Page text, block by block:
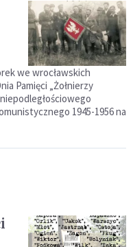
we wrocławskich
Pamięci „Żołnierzy
1945-1956 na